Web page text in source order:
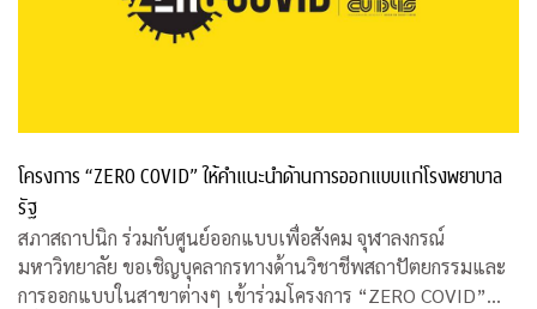
โครงการ “ZERO COVID” ให้คำแนะนำด้านการออกแบบแก่โรงพยาบาล
รัฐ
สภาสถาปนิก ร่วมกับศูนย์ออกแบบเพื่อสังคม จุฬาลงกรณ์
มหาวิทยาลัย ขอเชิญบุคลากรทางด้านวิชาชีพสถาปัตยกรรมและ
การออกแบบในสาขาต่างๆ เข้าร่วมโครงการ “ZERO COVID”